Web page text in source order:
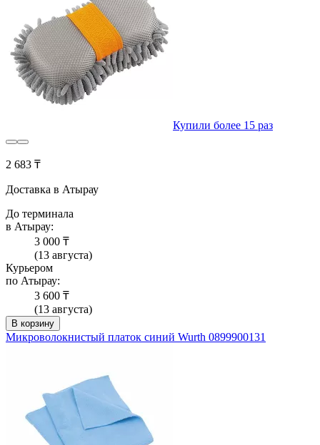
Купили более 15 раз
2 683 ₸
Доставка в Атырау
До терминала
в Атырау:
3 000 ₸
(13 августа)
Курьером
по Атырау:
3 600 ₸
(13 августа)
В корзину
Микроволокнистый платок синий Wurth 0899900131